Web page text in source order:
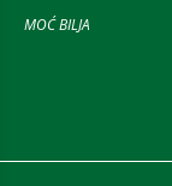
MOĆ BILJA